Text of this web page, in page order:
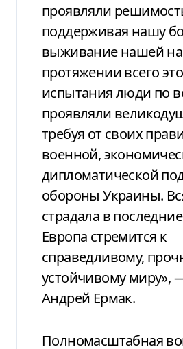
проявляли
поддерживая нашу
выживание нашей
протяжении всего
испытания люди по
проявляли
требуя от своих
военной,
дипломатической
обороны Украины.
страдала в
Европа стремится к
справедливому,
устойчивому миру»,
Андрей Ермак.
Полномасштабная